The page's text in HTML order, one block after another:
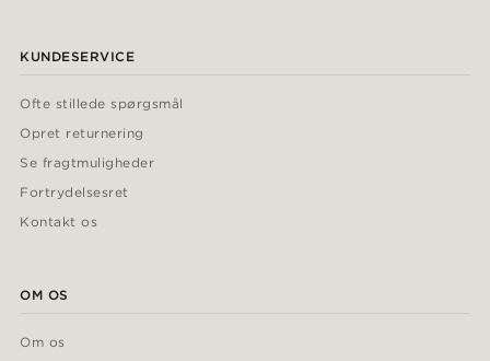
KUNDESERVICE
Ofte stillede spørgsmål
Opret returnering
Se fragtmuligheder
Fortrydelsesret
Kontakt os
OM OS
Om os